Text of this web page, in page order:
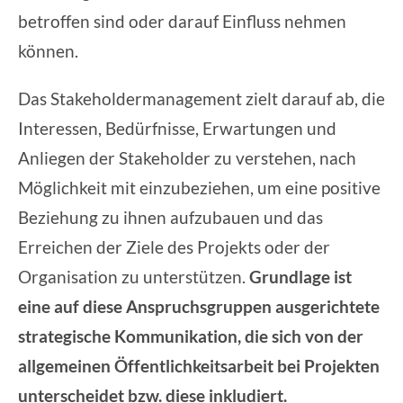
betroffen sind oder darauf Einfluss nehmen
können.
Das Stakeholdermanagement zielt darauf ab, die
Interessen, Bedürfnisse, Erwartungen und
Anliegen der Stakeholder zu verstehen, nach
Möglichkeit mit einzubeziehen, um eine positive
Beziehung zu ihnen aufzubauen und das
Erreichen der Ziele des Projekts oder der
Organisation zu unterstützen. Grundlage ist
eine auf diese Anspruchsgruppen ausgerichtete
strategische Kommunikation, die sich von der
allgemeinen Öffentlichkeitsarbeit bei Projekten
unterscheidet bzw. diese inkludiert.